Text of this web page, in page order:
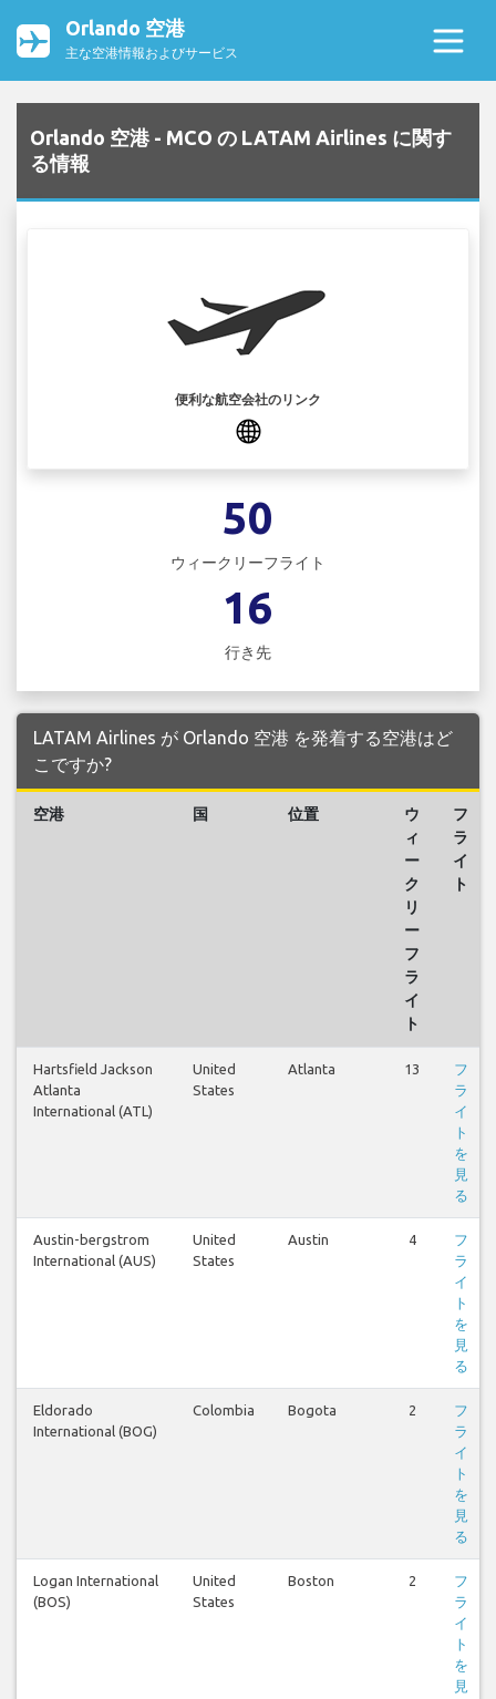
Orlando 空港
主な空港情報およびサービス
Orlando 空港 - MCO の LATAM Airlines に関す
る情報
便利な航空会社のリンク
50
ウィークリーフライト
16
行き先
LATAM Airlines が Orlando 空港 を発着する空港はど
こですか?
空港 国 位置
ウ
ィ
ー
ク
リ
ー
フ
ラ
イ
ト
フ
ラ
イ
ト
Hartsfield Jackson
Atlanta
International (ATL)
United
States
Atlanta 13
フ
ラ
イ
ト
を
見
る
Austin-bergstrom
International (AUS)
United
States
Austin 4
フ
ラ
イ
ト
を
見
る
Eldorado
International (BOG)
Colombia Bogota 2
フ
ラ
イ
ト
を
見
る
Logan International
(BOS)
United
States
Boston 2
フ
ラ
イ
ト
を
見